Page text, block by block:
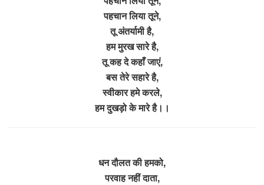
पहचान लिया तूने,
तू अंतर्यामी है,
हम मुरख सारे है,
तू कह दे कहाँ जाएं,
बस तेरे सहारे है,
स्वीकार हमे करले,
हम दुखड़ो के मारे है।।
धन दौलत की हमको,
परवाह नहीं दाता,